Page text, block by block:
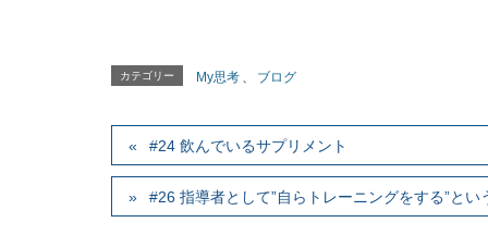
カテゴリー My思考 ブログ
#24 飲んでいるサプリメント
#26 指導者として”自らトレーニングをする”とい